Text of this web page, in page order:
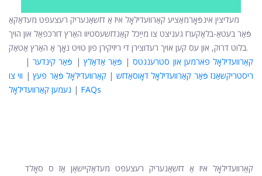
מעדיצין אינפֿאָרמאַציע קאַרוועדילאָל איז אַ דזשאַנעריק רעצעפּט מעדאַקאַ
פֿאַר בעטאַ-בלאַקערז געניצט צו מייַכל קאַנדזשעסטיוו האַרץ דורכפאַל און הויך
בלוט דרוק, און עס קען אויך רעדוצירן די ריזיקירן פון טויט נאָך אַ האַרץ אַטאַק.
קאַרוועדילאָל פארמען און סטרענגטס| פֿאַר אַדאַלץ | פֿאַר קינדער|
ריסטריקשאַנז פֿאַר קאַרוועדילאָל דאָוסאַדזש | קאַרוועדילאָל פֿאַר פּעץ| ווי צו
נעמען קאַרוועדילאָל | FAQs
קאַרוועדילאָל איז אַ דזשאַנעריק רעצעפּט מעדאַקיישאַן אַז ס סאָלד